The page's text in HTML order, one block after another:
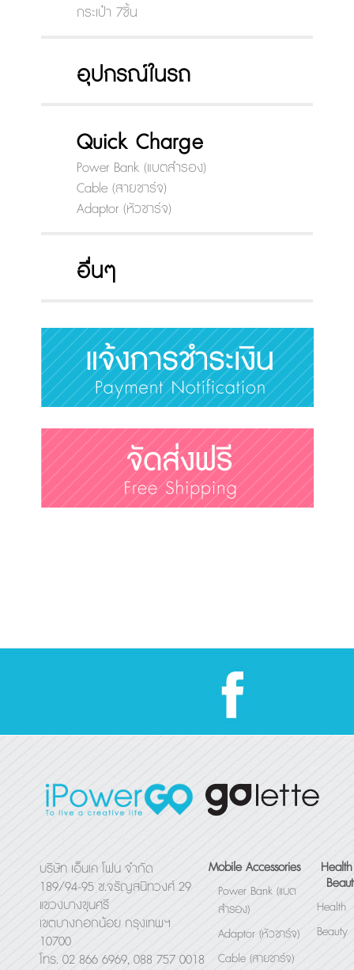
กระเป๋า 7ชิ้น
อุปกรณ์ในรถ
Quick Charge
Power Bank (แบตสำรอง)
Cable (สายชาร์จ)
Adaptor (หัวชาร์จ)
อื่นๆ
บริษัท เอ็นเค โฟน จำกัด
189/94-95 ซ.จรัญสนิทวงศ์ 29
แขวงบางขุนศรี
เขตบางกอกน้อย กรุงเทพฯ
10700
โทร. 02 866 6969, 088 757 0018
Mobile Accessories
Power Bank (แบต
สำรอง)
Adaptor (หัวชาร์จ)
Cable (สายชาร์จ)
Health
Beauty